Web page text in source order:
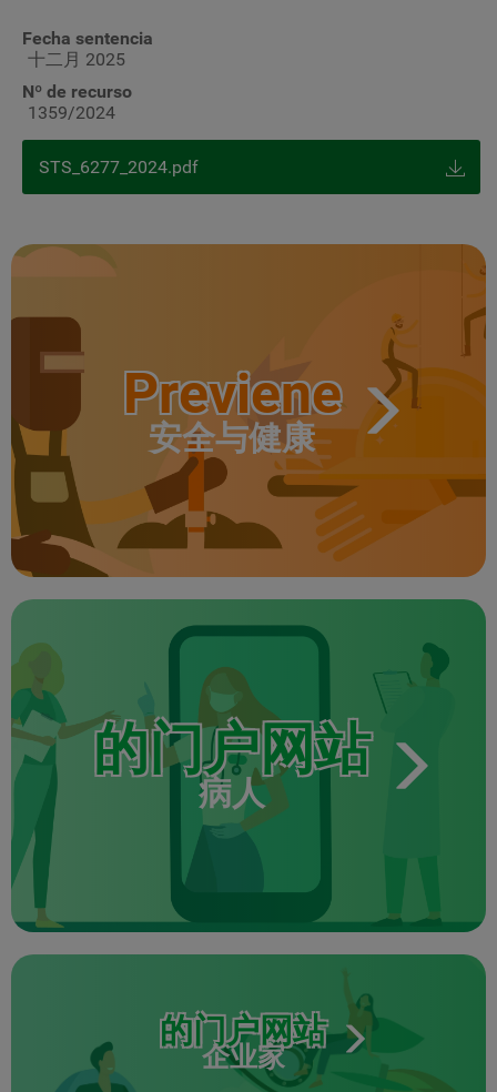
Fecha sentencia
十二月 2025
Nº de recurso
1359/2024
STS_6277_2024.pdf
Previene
安全与健康
的门户网站
病人
的门户网站
企业家